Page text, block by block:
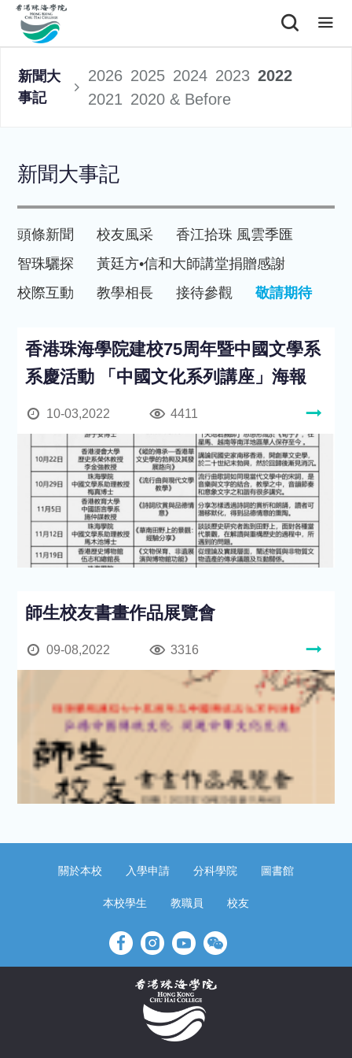
新聞大
事記
2026 2025 2024 2023 2022
2021 2020 & Before
新聞大事記
頭條新聞 校友風采
香江拾珠 風雲季匯
智珠驪探
黃廷方•信和大師講堂捐贈感謝
校際互動
教學相長 接待參觀 敬請期待
香港珠海學院建校75周年暨中國文學系
系慶活動 「中國文化系列講座」海報
10-03,2022 4411
師生校友書畫作品展覽會
09-08,2022 3316
關於本校 入學申請 分科學院 圖書館
本校學生 教職員 校友